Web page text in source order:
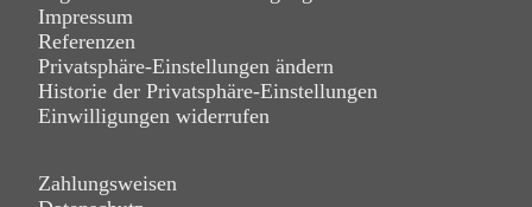
Impressum
Referenzen
Privatsphäre-Einstellungen ändern
Historie der Privatsphäre-Einstellungen
Einwilligungen widerrufen
Zahlungsweisen